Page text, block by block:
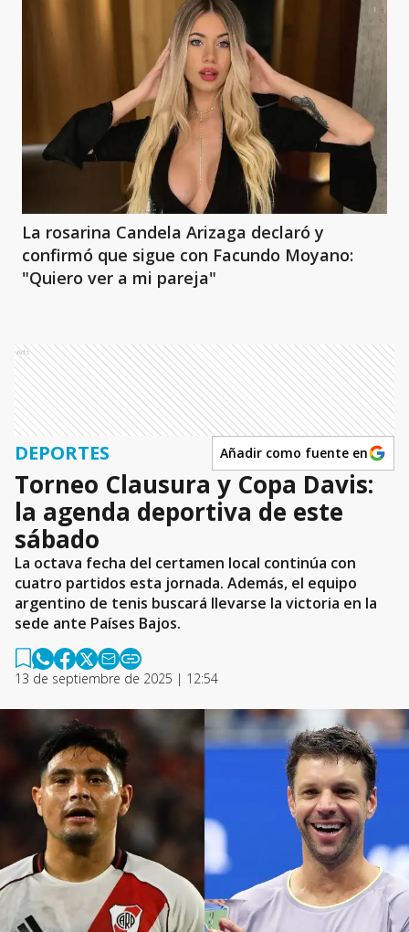
La rosarina Candela Arizaga declaró y
confirmó que sigue con Facundo Moyano:
"Quiero ver a mi pareja"
Ads
DEPORTES Añadir como fuente en
Torneo Clausura y Copa Davis:
la agenda deportiva de este
sábado
La octava fecha del certamen local continúa con
cuatro partidos esta jornada. Además, el equipo
argentino de tenis buscará llevarse la victoria en la
sede ante Países Bajos.
13 de septiembre de 2025 | 12:54